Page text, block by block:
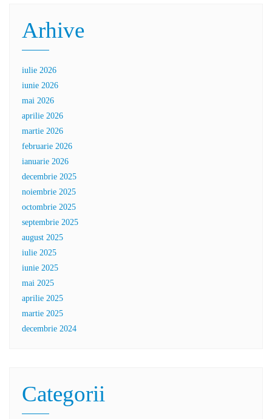
Arhive
iulie 2026
iunie 2026
mai 2026
aprilie 2026
martie 2026
februarie 2026
ianuarie 2026
decembrie 2025
noiembrie 2025
octombrie 2025
septembrie 2025
august 2025
iulie 2025
iunie 2025
mai 2025
aprilie 2025
martie 2025
decembrie 2024
Categorii